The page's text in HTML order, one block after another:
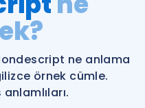
Gramer
ne anlama
örnek cümle.